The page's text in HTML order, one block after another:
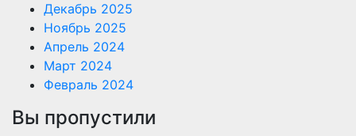
Декабрь 2025
Ноябрь 2025
Апрель 2024
Март 2024
Февраль 2024
Вы пропустили